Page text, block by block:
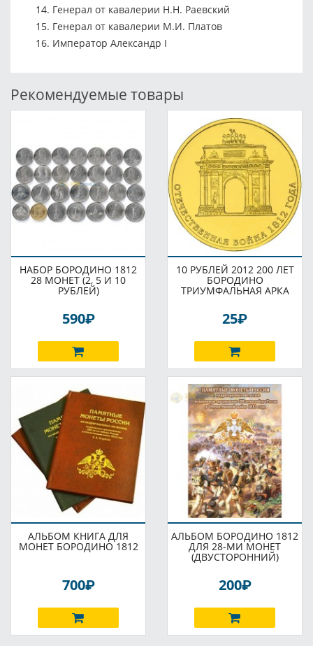
Генерал от кавалерии Н.Н. Раевский
Генерал от кавалерии М.И. Платов
Император Александр I
Рекомендуемые товары
НАБОР БОРОДИНО 1812
28 МОНЕТ (2, 5 И 10
РУБЛЕЙ)
590P
10 РУБЛЕЙ 2012 200 ЛЕТ
БОРОДИНО
ТРИУМФАЛЬНАЯ АРКА
25P
АЛЬБОМ КНИГА ДЛЯ
МОНЕТ БОРОДИНО 1812
700P
АЛЬБОМ БОРОДИНО 1812
ДЛЯ 28-МИ МОНЕТ
(ДВУСТОРОННИЙ)
200P